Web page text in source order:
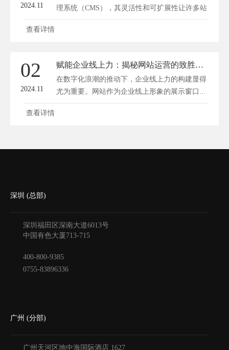
2024.11
理系统（CMS），其灵活性和可扩展性让许多站
长...
查看详情
02
2024.11
赋能企业线上力：揭秘网站运营的致胜秘籍
在数字化浪潮的推动下，企业线上力的构建显得
尤为重要。网站作为企业线上形象的展示窗口...
查看详情
深圳 (总部)
深圳福田区深南大道6013号
中国有色大厦713-715
400-800-9385
0755-83896336
广州 (分部)
广州天河区地中海国际酒店 1627